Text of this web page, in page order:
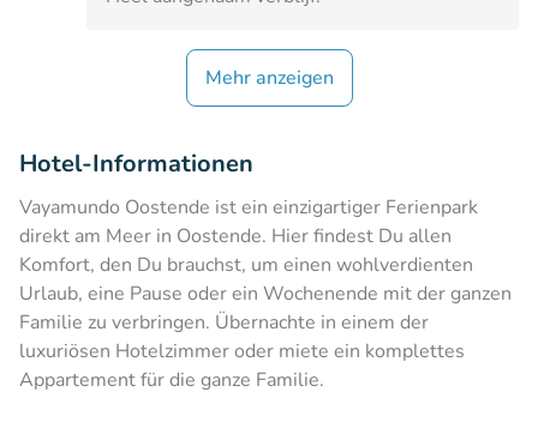
Mehr anzeigen
Hotel-Informationen
Vayamundo Oostende ist ein einzigartiger Ferienpark
direkt am Meer in Oostende. Hier findest Du allen
Komfort, den Du brauchst, um einen wohlverdienten
Urlaub, eine Pause oder ein Wochenende mit der ganzen
Familie zu verbringen. Übernachte in einem der
luxuriösen Hotelzimmer oder miete ein komplettes
Appartement für die ganze Familie.